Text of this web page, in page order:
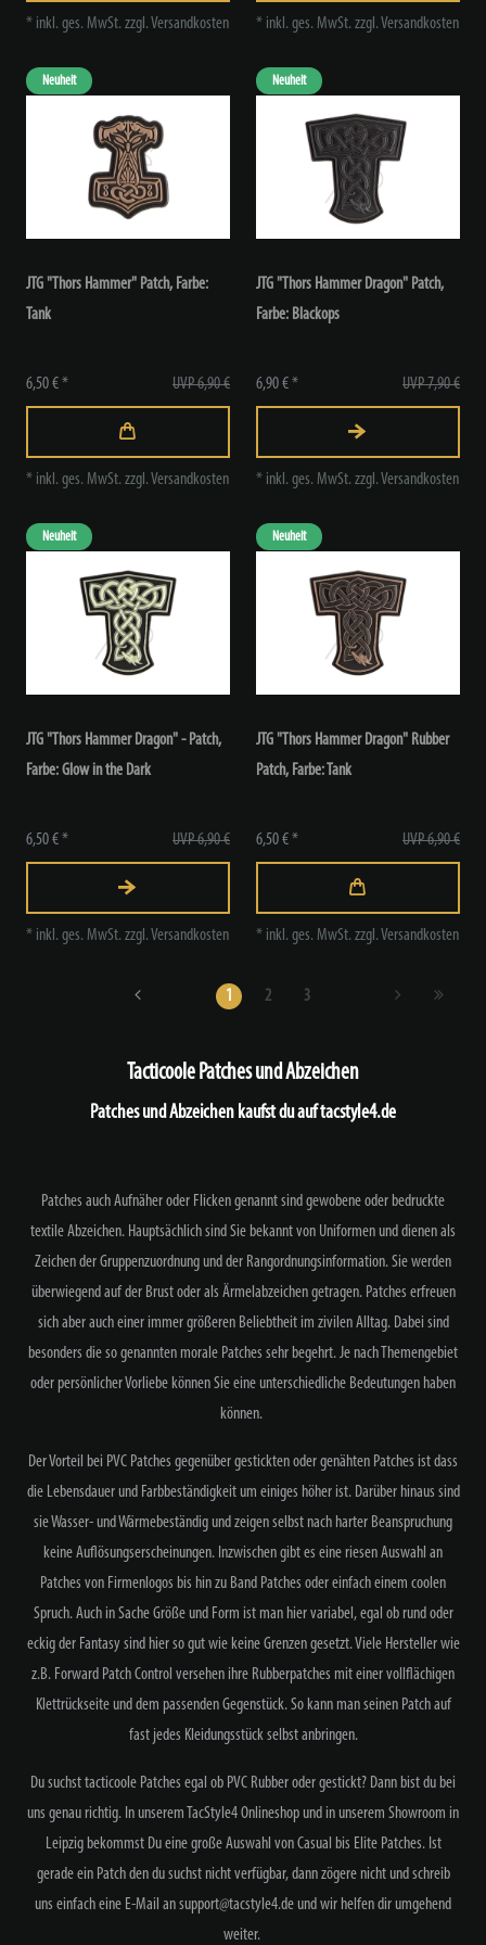
* inkl. ges. MwSt. zzgl.Versandkosten * inkl. ges. MwSt. zzgl.Versandkosten
Neuheit
JTG "Thors Hammer" Patch, Farbe:
Tank
UVP 6,90 €
6,50 € *
* inkl. ges. MwSt. zzgl.Versandkosten
Neuheit
JTG "Thors Hammer Dragon" Patch,
Farbe: Blackops
UVP 7,90 €
6,90 € *
* inkl. ges. MwSt. zzgl.Versandkosten
Neuheit
JTG "Thors Hammer Dragon" - Patch,
Farbe: Glow in the Dark
UVP 6,90 €
6,50 € *
* inkl. ges. MwSt. zzgl.Versandkosten
Neuheit
JTG "Thors Hammer Dragon" Rubber
Patch, Farbe: Tank
UVP 6,90 €
6,50 € *
* inkl. ges. MwSt. zzgl.Versandkosten
1 2 3
Tacticoole Patches und Abzeichen
Patches und Abzeichen kaufst du auf tacstyle4.de
Patches auch Aufnäher oder Flicken genannt sind gewobene oder bedruckte
textile Abzeichen. Hauptsächlich sind Sie bekannt von Uniformen und dienen als
Zeichen der Gruppenzuordnung und der Rangordnungsinformation. Sie werden
überwiegend auf der Brust oder als Ärmelabzeichen getragen. Patches erfreuen
sich aber auch einer immer größeren Beliebtheit im zivilen Alltag. Dabei sind
besonders die so genannten morale Patches sehr begehrt. Je nach Themengebiet
oder persönlicher Vorliebe können Sie eine unterschiedliche Bedeutungen haben
können.
Der Vorteil bei PVC Patches gegenüber gestickten oder genähten Patches ist dass
die Lebensdauer und Farbbeständigkeit um einiges höher ist. Darüber hinaus sind
sie Wasser- und Wärmebeständig und zeigen selbst nach harter Beanspruchung
keine Auflösungserscheinungen. Inzwischen gibt es eine riesen Auswahl an
Patches von Firmenlogos bis hin zu Band Patches oder einfach einem coolen
Spruch. Auch in Sache Größe und Form ist man hier variabel, egal ob rund oder
eckig der Fantasy sind hier so gut wie keine Grenzen gesetzt. Viele Hersteller wie
z.B. Forward Patch Control versehen ihre Rubberpatches mit einer vollflächigen
Klettrückseite und dem passenden Gegenstück. So kann man seinen Patch auf
fast jedes Kleidungsstück selbst anbringen.
Du suchsttacticoole Patches egal ob PVC Rubber oder gestickt? Dann bist du bei
uns genau richtig. I n unserem TacStyle4 Onlineshop und in unserem Showroom in
Leipzig bekommst Du eine große Auswahl von Casual bis Elite Patches. Ist
gerade ein Patch den du suchst nicht verfügbar, dann zögere nicht und schreib
uns einfach eine E-Mail an support@tacstyle4.de und wir helfen dir umgehend
weiter.